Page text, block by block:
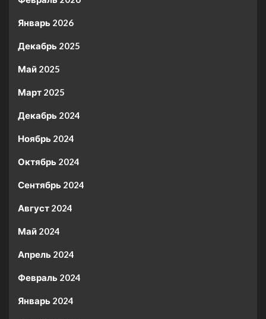
Январь 2026
Декабрь 2025
Май 2025
Март 2025
Декабрь 2024
Ноябрь 2024
Октябрь 2024
Сентябрь 2024
Август 2024
Май 2024
Апрель 2024
Февраль 2024
Январь 2024